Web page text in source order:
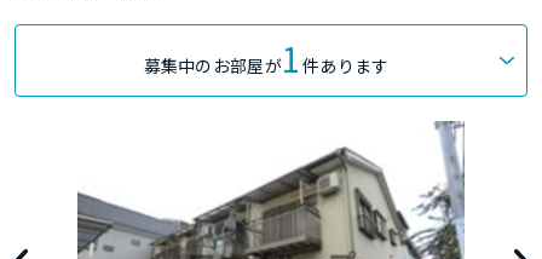
募集中のお部屋が1 件あります